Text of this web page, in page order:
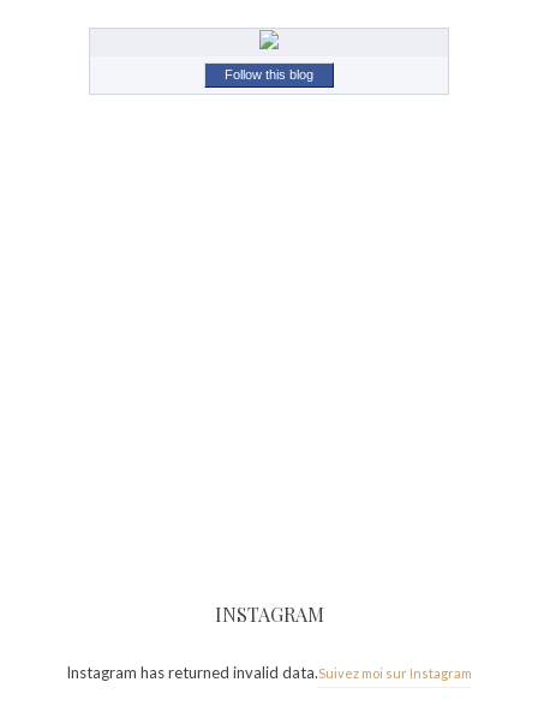
Follow this blog
INSTAGRAM
Instagram has returned invalid data.Suivez moi sur Instagram